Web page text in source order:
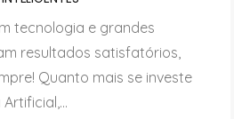
tecnologia e grandes
resultados satisfatórios,
Quanto mais se investe